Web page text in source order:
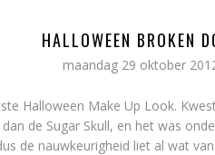
HALLOWEEN BROKEN
maandag 29 oktober
Halloween Make Up Look.
de Sugar Skull, en het was
de nauwkeurigheid liet al wat